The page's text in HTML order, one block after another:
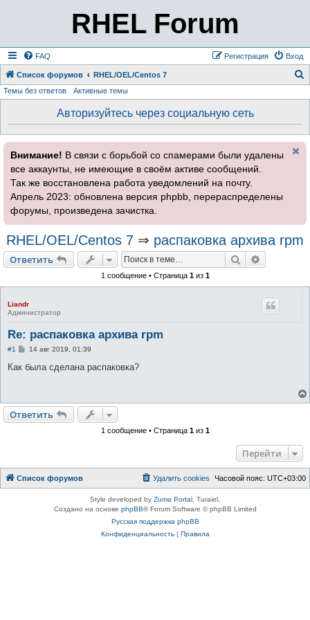
RHEL Forum
FAQ Вход
Регистрация
Список форумов RHEL/OEL/Centos 7
Темы без ответов Активные темы
Авторизуйтесь через социальную сеть
Внимание! В связи с борьбой со спамерами были удалены
все аккаунты, не имеющие в своём активе сообщений.
Так же восстановлена работа уведомлений на почту.
Апрель 2023: обновлена версия phpbb, перераспределены
форумы, произведена зачистка.
RHEL/OEL/Centos 7 ⇒ распаковка архива rpm
Ответить Поиск
1 сообщение • Страница 1из 1
Liandr
Администратор
Re: распаковка архива rpm
#1
С
о
и
е
14 авг 2019, 01:39
Как была сделана распаковка?
Ответить
1 сообщение • Страница 1из 1
Перейти
Список форумов Часовой пояс: UTC+03:00
Удалить cookies
Style developed by Zuma Portal , Turaiel,
Создано на основе phpBB® Forum Software © phpBB Limited
Русская поддержка phpBB
Конфиденциальность| Правила